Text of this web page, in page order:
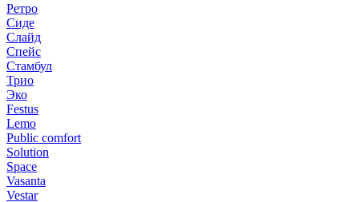
Ретро
Сиде
Слайд
Спейс
Стамбул
Трио
Эко
Festus
Lemo
Public comfort
Solution
Space
Vasanta
Vestar